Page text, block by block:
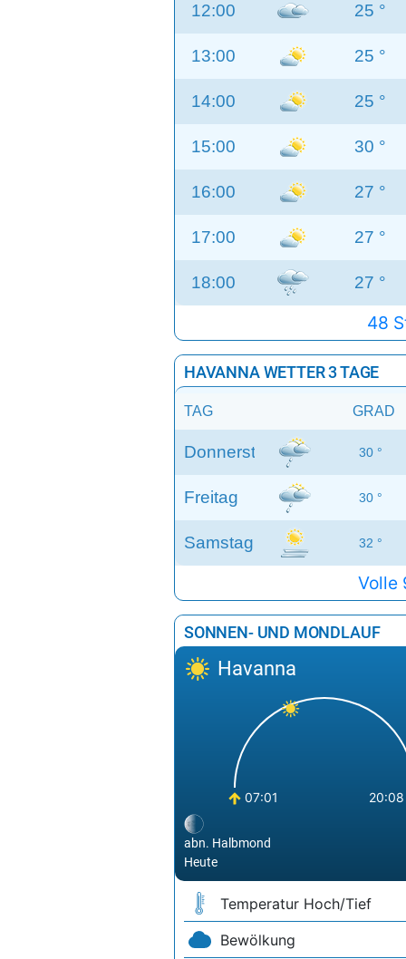
12:00 25 °
13:00 25 °
14:00 25 °
15:00 30 °
16:00 27 °
17:00 27 °
18:00 27 °
48
HAVANNA WETTER 3 TAGE
TAG GRAD
Donnerstag 30 °
Freitag 30 °
Samstag 32 °
Volle
SONNEN- UND MONDLAUF
Havanna
07:01 20:08
abn. Halbmond
Heute
Temperatur Hoch/Tief
Bewölkung